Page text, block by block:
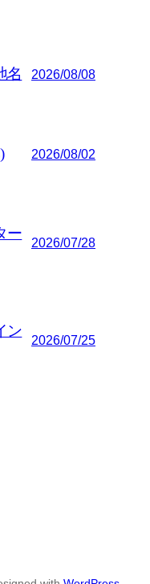
名 2026/08/08
2026/08/02
ー
2026/07/28
ン
2026/07/25